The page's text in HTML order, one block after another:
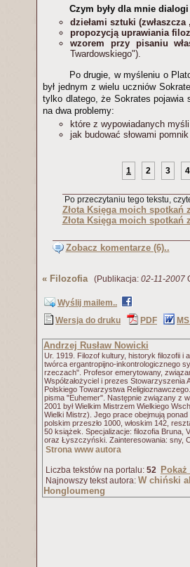
Czym były dla mnie
dziełami sztuki (zwłaszcza
propozycją uprawiania
wzorem przy pisaniu
Twardowskiego").
Po drugie, w myśleniu o
był jednym z wielu uczniów
tylko dlatego, że Sokrates pojawia
na dwa problemy:
które z wypowiadanych
jak budować słowami
1 2 3 4
Po przeczytaniu tego tekstu,
Złota Księga moich spotkań
Złota Księga moich spotkań
Zobacz komentarze (6)..
« Filozofia(Publikacja: 02-11-2007
Wyślij mailem..
Wersja do druku
PDF
Andrzej Rusław Nowicki
Ur. 1919. Filozof kultury, historyk filozofii i
twórca ergantropijno-inkontrologicznego
rzeczach". Profesor emerytowany,
Współzałożyciel i prezes Stowarzyszenia
Polskiego Towarzystwa
pisma "Euhemer". Następnie związany z
2001 był Wielkim Mistrzem Wielkiego
Wielki Mistrz). Jego prace obejmują
polskim przeszło 1000, włoskim 142,
50 książek. Specjalizacje: filozofia Bruna,
oraz Łyszczyński. Zainteresowania: sny,
Strona www autora
Liczba tekstów na portalu: 52
Najnowszy tekst autora: W chiński
Hongloumeng